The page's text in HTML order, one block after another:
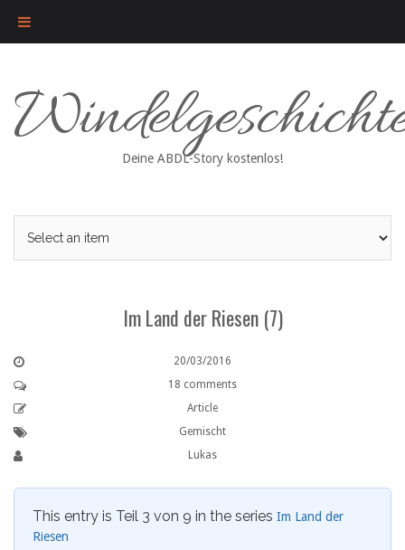
content
Deine ABDL-Story kostenlos!
Im Land der Riesen (7)
20/03/2016
18 comments
Article
Gemischt
Lukas
This entry is Teil 3 von 9 in the series Im Land der
Riesen